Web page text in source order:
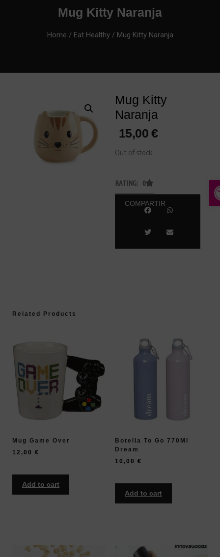
Mug Kitty Naranja
Home / Eat Healthy/ Mug Kitty Naranja
Mug Kitty
Naranja
15,00€
Out of stock
RATING: 0
COMPARTIR
Related Products
Mug Game Over
12,00 €
Add to cart
Botella To Go 770Ml
Dream
10,00 €
Add to cart